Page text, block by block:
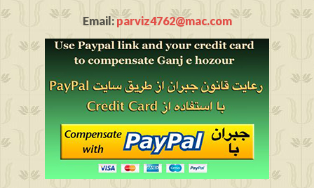
Email:parviz4762@mac.com